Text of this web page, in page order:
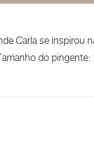
Carla se inspirou
do